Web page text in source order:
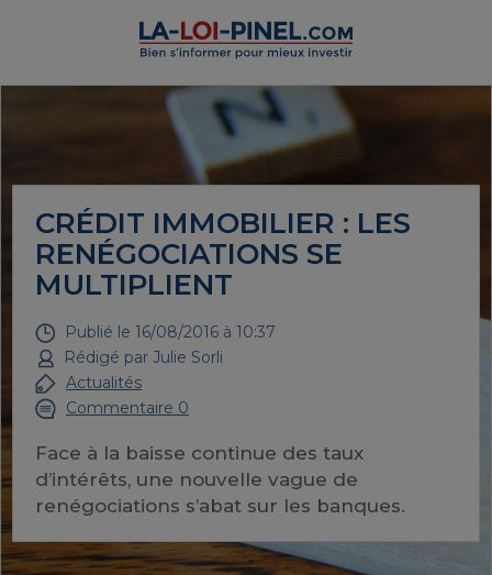
CRÉDIT IMMOBILIER : LES
RENÉGOCIATIONS SE
MULTIPLIENT
Publié le 16/08/2016 à 10:37
Rédigé par Julie Sorli
Actualités
Commentaire 0
Face à la baisse continue des taux
d’intérêts, une nouvelle vague de
renégociations s’abat sur les banques.